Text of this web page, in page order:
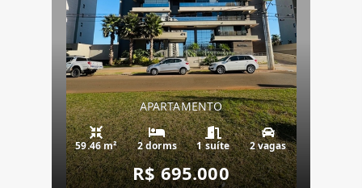
APARTAMENTO
59.46 m² 2 dorms 1 suíte 2 vagas
R$ 695.000